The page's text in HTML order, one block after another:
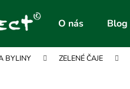
O nás Blog
BYLINY ZELENÉ ČAJE